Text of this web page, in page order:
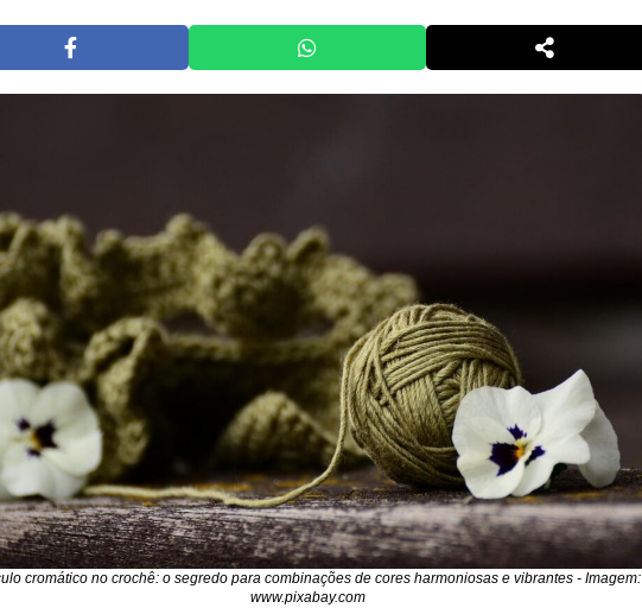
cromático no crochê: o segredo para combinações de cores harmoniosas e vibrantes - Imagem:
www.pixabay.com